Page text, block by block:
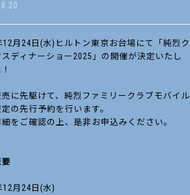
12月24日(水)ヒルトン東京お台場にて「純烈ク
スディナーショー2025」の開催が決定いたし
売に先駆けて、純烈ファミリークラブモバイル
の先行予約を行います。
をご確認の上、是非お申込みください。
12月24日(水)